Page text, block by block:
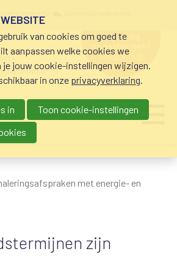
•
hulp nodig
bij geldzorgen?
0800-8115.nl
met energie- en
zijn
van cookies om goed te
aanpassen welke cookies we
je jouw cookie-instellingen wijzigen.
in onze privacyverklaring.
in
Toon cookie-instellingen